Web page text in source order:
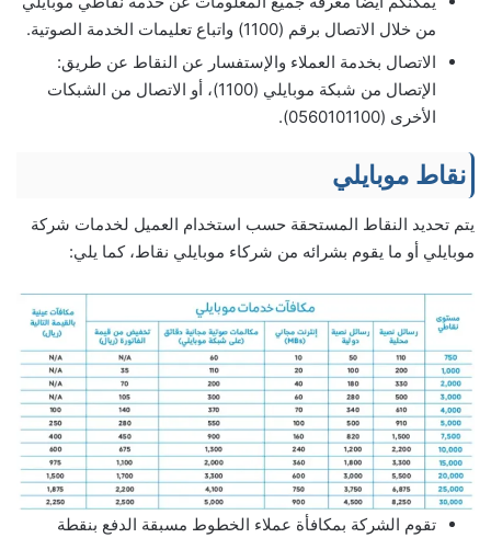
من خلال الاتصال برقم (1100) واتباع تعليمات الخدمة الصوتية.
الاتصال بخدمة العملاء والإستفسار عن النقاط عن طريق:
الإتصال من شبكة موبايلي (1100)، أو الاتصال من الشبكات
الأخرى (0560101100).
نقاط موبايلي
يتم تحديد النقاط المستحقة حسب استخدام العميل لخدمات شركة
موبايلي أو ما يقوم بشرائه من شركاء موبايلي نقاط، كما يلي:
تقوم الشركة بمكافأة عملاء الخطوط مسبقة الدفع بنقطة